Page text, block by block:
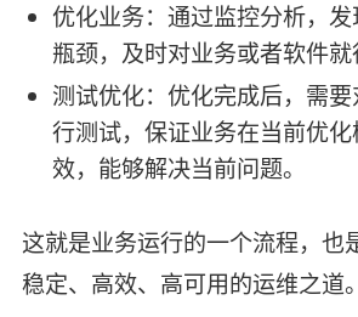
优化业务：通过监控分析，
瓶颈，及时对业务或者软件就
测试优化：优化完成后，需
行测试，保证业务在当前优
效，能够解决当前问题。
这就是业务运行的一个流程，也
稳定、高效、高可用的运维之道。